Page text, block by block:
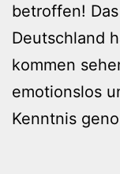
betroffen!
Deutschland
kommen
emotionslos
Kenntnis